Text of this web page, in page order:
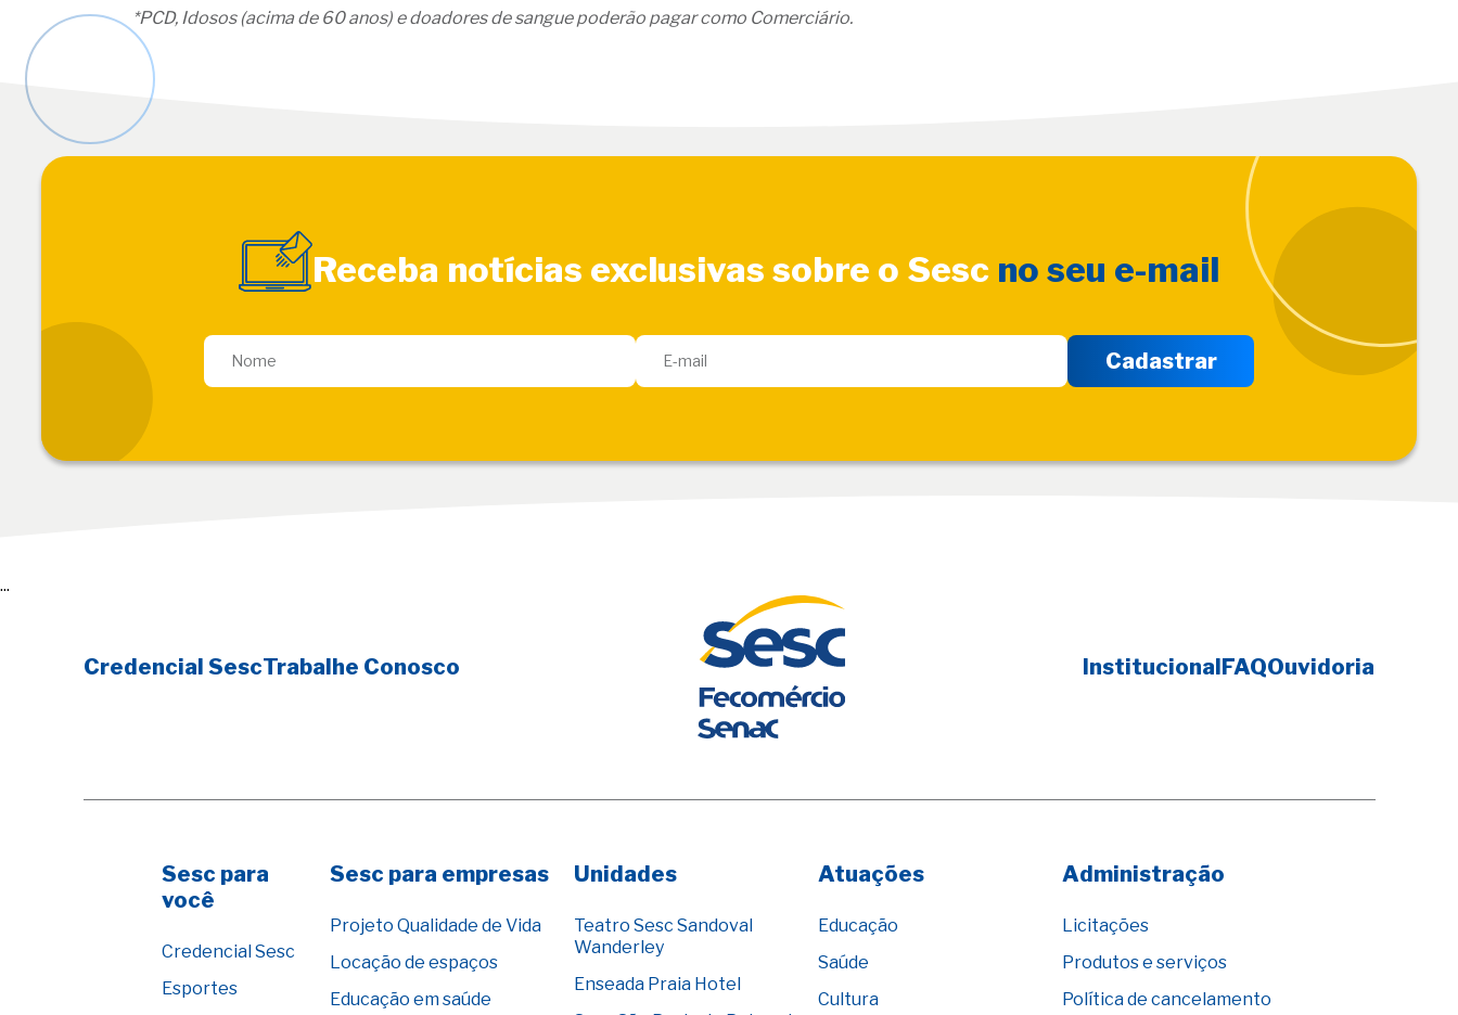
*PCD, Idosos (acima de 60 anos) e doadores de sangue poderão pagar como Comerciário.
Receba notícias exclusivas sobre o Sesc no seu e-mail
...
Credencial SescTrabalhe Conosco InstitucionalFAQOuvidoria
Sesc para
você
Credencial Sesc
Esportes
Sesc para empresas
Projeto Qualidade de Vida
Locação de espaços
Educação em saúde
Unidades
Teatro Sesc Sandoval
Wanderley
Enseada Praia Hotel
Atuações
Educação
Saúde
Cultura
Administração
Licitações
Produtos e serviços
Política de cancelamento